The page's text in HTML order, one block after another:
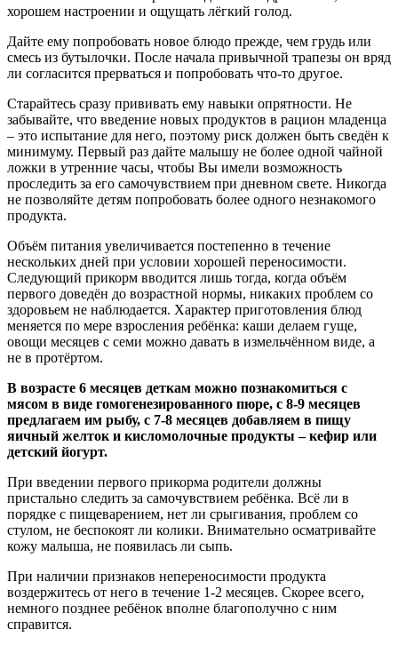
хорошем настроении и ощущать лёгкий голод.
Дайте ему попробовать новое блюдо прежде, чем грудь или
смесь из бутылочки. После начала привычной трапезы он вряд
ли согласится прерваться и попробовать что-то другое.
Старайтесь сразу прививать ему навыки опрятности. Не
забывайте, что введение новых продуктов в рацион младенца
– это испытание для него, поэтому риск должен быть сведён к
минимуму. Первый раз дайте малышу не более одной чайной
ложки в утренние часы, чтобы Вы имели возможность
проследить за его самочувствием при дневном свете. Никогда
не позволяйте детям попробовать более одного незнакомого
продукта.
Объём питания увеличивается постепенно в течение
нескольких дней при условии хорошей переносимости.
Следующий прикорм вводится лишь тогда, когда объём
первого доведён до возрастной нормы, никаких проблем со
здоровьем не наблюдается. Характер приготовления блюд
меняется по мере взросления ребёнка: каши делаем гуще,
овощи месяцев с семи можно давать в измельчённом виде, а
не в протёртом.
В возрасте 6 месяцев деткам можно познакомиться с
мясом в виде гомогенезированного пюре, с 8-9 месяцев
предлагаем им рыбу, с 7-8 месяцев добавляем в пищу
яичный желток и кисломолочные продукты – кефир или
детский йогурт.
При введении первого прикорма родители должны
пристально следить за самочувствием ребёнка. Всё ли в
порядке с пищеварением, нет ли срыгивания, проблем со
стулом, не беспокоят ли колики. Внимательно осматривайте
кожу малыша, не появилась ли сыпь.
При наличии признаков непереносимости продукта
воздержитесь от него в течение 1-2 месяцев. Скорее всего,
немного позднее ребёнок вполне благополучно с ним
справится.